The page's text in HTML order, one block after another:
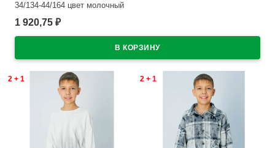
34/134-44/164 цвет молочный
В наличии
1 920,75 ₽
2 + 1 2 + 1